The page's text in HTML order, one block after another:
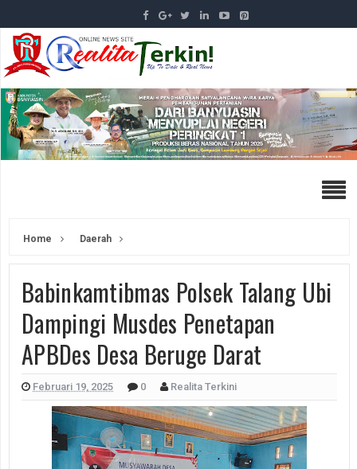
Home Daerah
Babinkamtibmas Polsek Talang Ubi
Dampingi Musdes Penetapan
APBDes Desa Beruge Darat
Februari 19, 2025 0 Realita Terkini